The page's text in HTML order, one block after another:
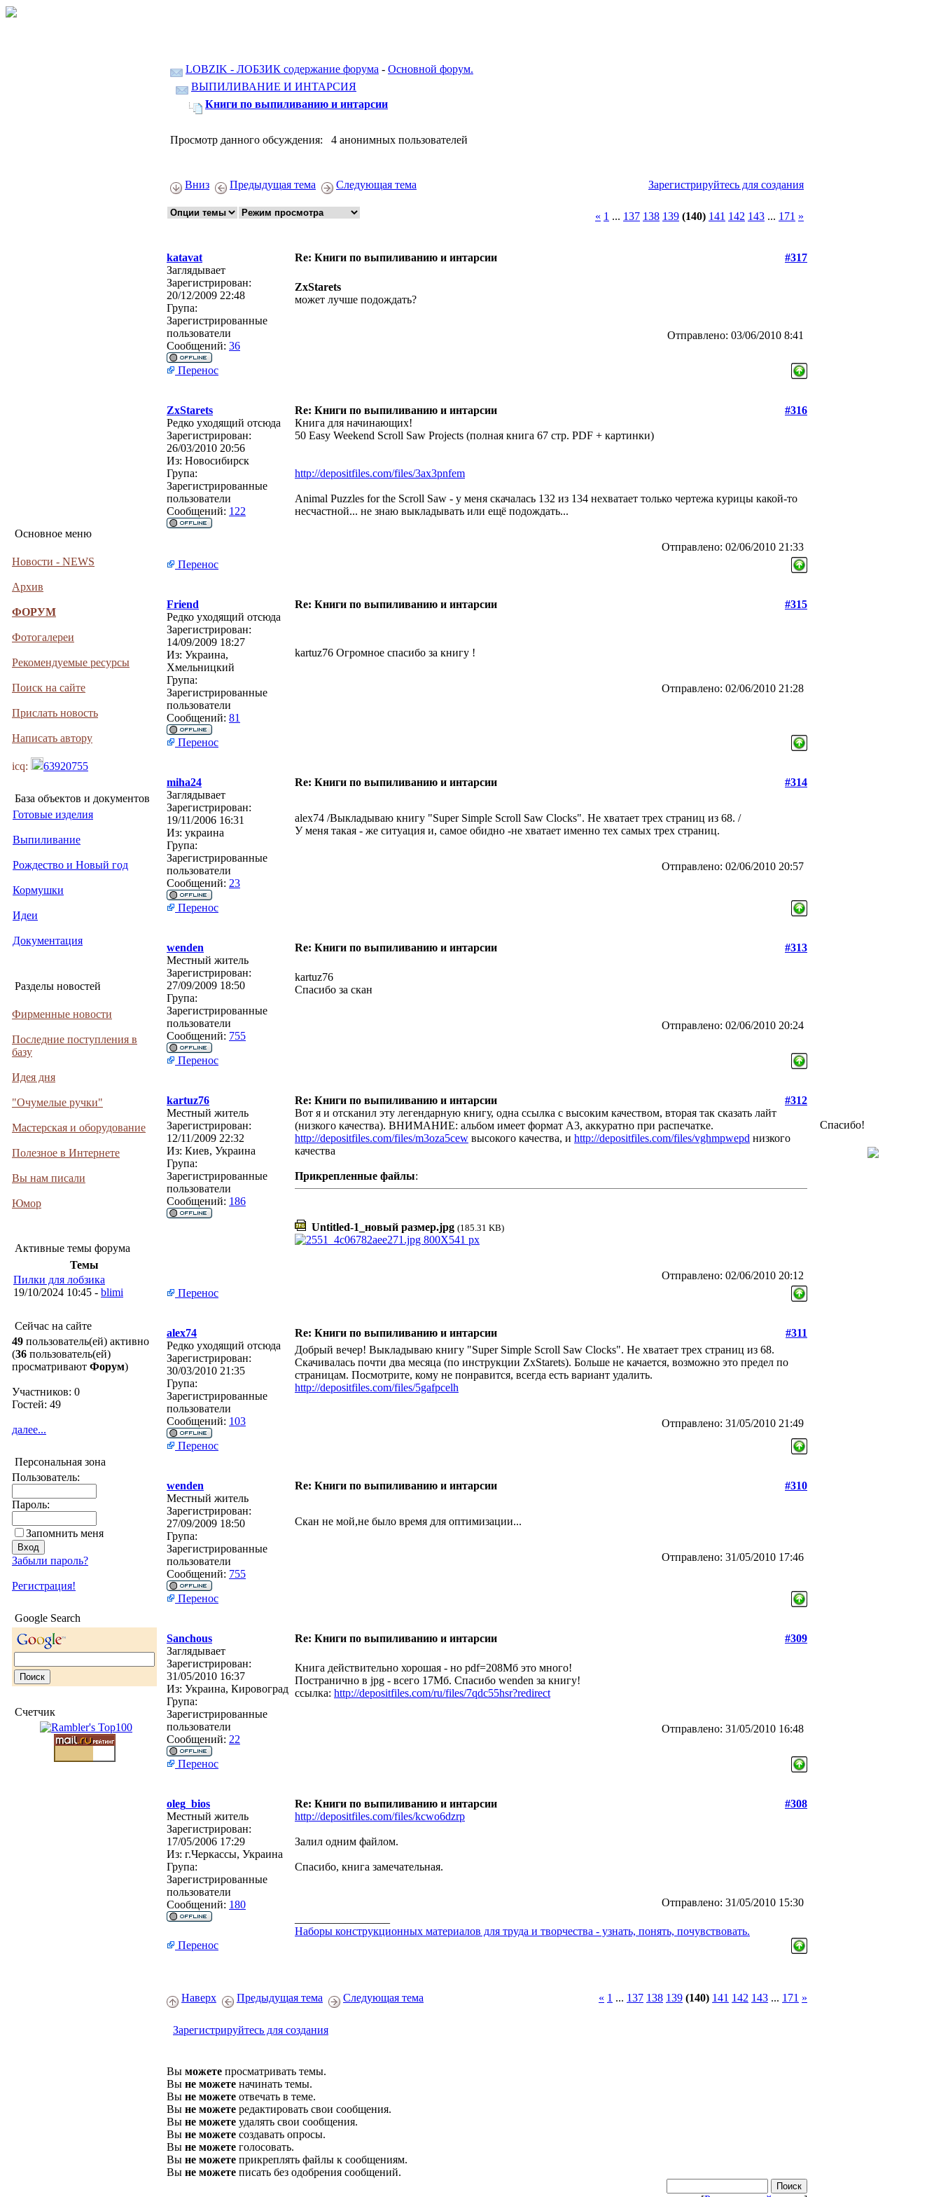
Основное меню
Новости - NEWS
Архив
ФОРУМ
Фотогалереи
Рекомендуемые ресурсы
Поиск на сайте
Прислать новость
Написать автору
icq: 63920755
База объектов и документов
Готовые изделия
Выпиливание
Рождество и Новый год
Кормушки
Идеи
Документация
Разделы новостей
Фирменные новости
Последние поступления в
базу
Идея дня
"Очумелые ручки"
Мастерская и оборудование
Полезное в Интернете
Вы нам писали
Юмор
Активные темы форума
Темы
Пилки для лобзика
19/10/2024 10:45 - blimi
Сейчас на сайте
49 пользователь(ей) активно
(36 пользователь(ей)
просматривают Форум)
Участников: 0
Гостей: 49
далее...
Персональная зона
Пользователь:
Пароль:
Запомнить меня
Забыли пароль?
Регистрация!
Google Search
Счетчик
LOBZIK - ЛОБЗИК содержание форума - Основной форум.
ВЫПИЛИВАНИЕ И ИНТАРСИЯ
Книги по выпиливанию и интарсии
Просмотр данного обсуждения: 4 анонимных пользователей
Вниз Предыдущая тема Следующая тема Зарегистрируйтесь для создания
« 1 ... 137 138 139 (140) 141 142 143 ... 171 »
katavat Re: Книги по выпиливанию и интарсии
#317
Заглядывает
Зарегистрирован:
20/12/2009 22:48
Група:
Зарегистрированные
пользователи
Сообщений: 36
ZxStarets
может лучше подождать?
Отправлено: 03/06/2010 8:41
Перенос
ZxStarets Re: Книги по выпиливанию и интарсии
#316
Редко уходящий отсюда
Зарегистрирован:
26/03/2010 20:56
Из: Новосибирск
Група:
Зарегистрированные
пользователи
Сообщений: 122
Книга для начинающих!
50 Easy Weekend Scroll Saw Projects (полная книга 67 стр. PDF + картинки)
http://depositfiles.com/files/3ax3pnfem
Animal Puzzles for the Scroll Saw - у меня скачалась 132 из 134 нехватает только чертежа курицы какой-то
несчастной... не знаю выкладывать или ещё подождать...
Отправлено: 02/06/2010 21:33
Перенос
Friend Re: Книги по выпиливанию и интарсии
#315
Редко уходящий отсюда
Зарегистрирован:
14/09/2009 18:27
Из: Украина,
Хмельницкий
Група:
Зарегистрированные
пользователи
Сообщений: 81
kartuz76 Огромное спасибо за книгу !
Отправлено: 02/06/2010 21:28
Перенос
miha24 Re: Книги по выпиливанию и интарсии
#314
Заглядывает
Зарегистрирован:
19/11/2006 16:31
Из: украина
Група:
Зарегистрированные
пользователи
Сообщений: 23
alex74 /Выкладываю книгу "Super Simple Scroll Saw Clocks". Не хватает трех страниц из 68. /
У меня такая - же ситуация и, самое обидно -не хватает именно тех самых трех страниц.
Отправлено: 02/06/2010 20:57
Перенос
wenden Re: Книги по выпиливанию и интарсии
#313
Местный житель
Зарегистрирован:
27/09/2009 18:50
Група:
Зарегистрированные
пользователи
Сообщений: 755
kartuz76
Спасибо за скан
Отправлено: 02/06/2010 20:24
Перенос
kartuz76 Re: Книги по выпиливанию и интарсии
#312
Местный житель
Зарегистрирован:
12/11/2009 22:32
Из: Киев, Украина
Група:
Зарегистрированные
пользователи
Сообщений: 186
Вот я и отсканил эту легендарную книгу, одна ссылка с высоким качеством, вторая так сказать лайт
(низкого качества). ВНИМАНИЕ: альбом имеет формат А3, аккуратно при распечатке.
http://depositfiles.com/files/m3oza5cew высокого качества, и http://depositfiles.com/files/vghmpwepd низкого
качества
Прикрепленные файлы:
Untitled-1_новый размер.jpg (185.31 KB)
Отправлено: 02/06/2010 20:12
Перенос
alex74 Re: Книги по выпиливанию и интарсии
#311
Редко уходящий отсюда
Зарегистрирован:
30/03/2010 21:35
Група:
Зарегистрированные
пользователи
Сообщений: 103
Добрый вечер! Выкладываю книгу "Super Simple Scroll Saw Clocks". Не хватает трех страниц из 68.
Скачивалась почти два месяца (по инструкции ZxStarets). Больше не качается, возможно это предел по
страницам. Посмотрите, кому не понравится, всегда есть вариант удалить.
http://depositfiles.com/files/5gafpcelh
Отправлено: 31/05/2010 21:49
Перенос
wenden Re: Книги по выпиливанию и интарсии
#310
Местный житель
Зарегистрирован:
27/09/2009 18:50
Група:
Зарегистрированные
пользователи
Сообщений: 755
Скан не мой,не было время для оптимизации...
Отправлено: 31/05/2010 17:46
Перенос
Sanchous Re: Книги по выпиливанию и интарсии
#309
Заглядывает
Зарегистрирован:
31/05/2010 16:37
Из: Украина, Кировоград
Група:
Зарегистрированные
пользователи
Сообщений: 22
Книга действительно хорошая - но pdf=208Мб это много!
Постранично в jpg - всего 17Мб. Спасибо wenden за книгу!
ссылка: http://depositfiles.com/ru/files/7qdc55hsr?redirect
Отправлено: 31/05/2010 16:48
Перенос
oleg_bios Re: Книги по выпиливанию и интарсии
#308
Местный житель
Зарегистрирован:
17/05/2006 17:29
Из: г.Черкассы, Украина
Група:
Зарегистрированные
пользователи
Сообщений: 180
http://depositfiles.com/files/kcwo6dzrp
Залил одним файлом.
Спасибо, книга замечательная.
Отправлено: 31/05/2010 15:30
Наборы конструкционных материалов для труда и творчества - узнать, понять, почувствовать.
Перенос
Наверх Предыдущая тема Следующая тема « 1 ... 137 138 139 (140) 141 142 143 ... 171 »
Зарегистрируйтесь для создания
Вы можете просматривать темы.
Вы не можете начинать темы.
Вы не можете отвечать в теме.
Вы не можете редактировать свои сообщения.
Вы не можете удалять свои сообщения.
Вы не можете создавать опросы.
Вы не можете голосовать.
Вы не можете прикреплять файлы к сообщениям.
Вы не можете писать без одобрения сообщений.
Спасибо!